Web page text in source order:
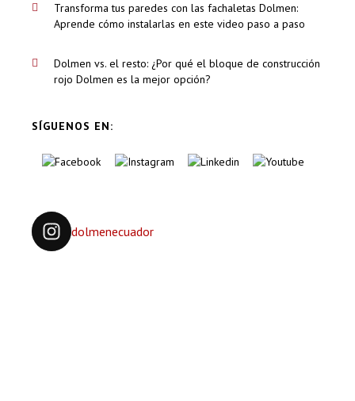
Transforma tus paredes con las fachaletas Dolmen:
Aprende cómo instalarlas en este video paso a paso
Dolmen vs. el resto: ¿Por qué el bloque de construcción
rojo Dolmen es la mejor opción?
SÍGUENOS EN:
dolmenecuador